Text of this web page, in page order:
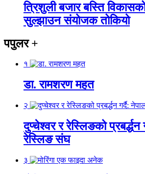
त्रिशुली बजार बस्ति
सुल्झाउन संयोजक तोकियो
पपुलर+
१
डा. रामशरण महत
२
दुप्चेश्वर र रेस्लिङको प्रबर्द्धन
रेस्लिङ संघ
३